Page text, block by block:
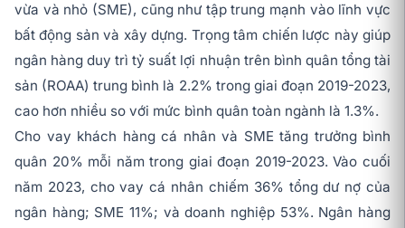
vừa và nhỏ (SME), cũng như tập trung mạnh vào lĩnh vực
bất động sản và xây dựng. Trọng tâm chiến lược này giúp
ngân hàng duy trì tỷ suất lợi nhuận trên bình quân tổng tài
sản (ROAA) trung bình là 2.2% trong giai đoạn 2019-2023,
cao hơn nhiều so với mức bình quân toàn ngành là 1.3%.
Cho vay khách hàng cá nhân và SME tăng trưởng bình
quân 20% mỗi năm trong giai đoạn 2019-2023. Vào cuối
năm 2023, cho vay cá nhân chiếm 36% tổng dư nợ của
ngân hàng; SME 11%; và doanh nghiệp 53%. Ngân hàng